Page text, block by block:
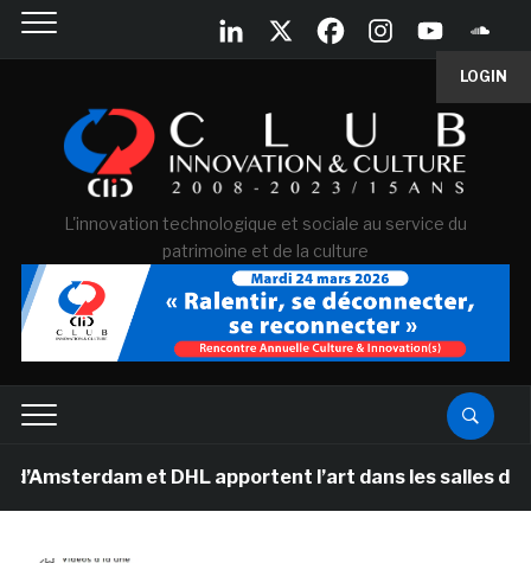
LOGIN
L'innovation technologique et sociale au service du
patrimoine et de la culture
et DHL apportent l’art dans les salles de